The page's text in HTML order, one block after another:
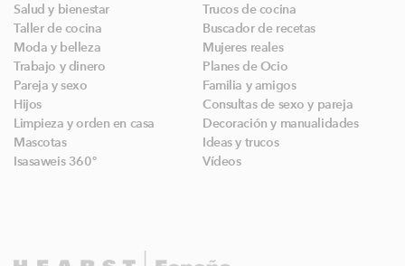
Salud y bienestar
Trucos de cocina
Taller de cocina
Buscador de recetas
Moda y belleza
Mujeres reales
Trabajo y dinero
Planes de Ocio
Pareja y sexo
Familia y amigos
Hijos
Consultas de sexo y pareja
Limpieza y orden en casa
Decoración y manualidades
Mascotas
Ideas y trucos
Isasaweis 360º
Vídeos